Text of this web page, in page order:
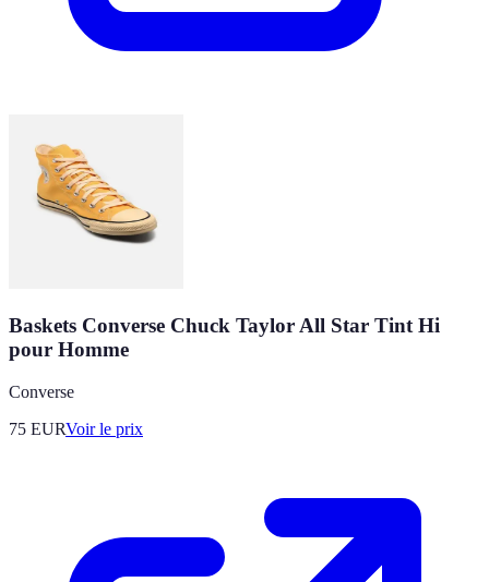
Baskets Converse Chuck Taylor All Star Tint Hi
pour Homme
Converse
75 EURVoir le prix